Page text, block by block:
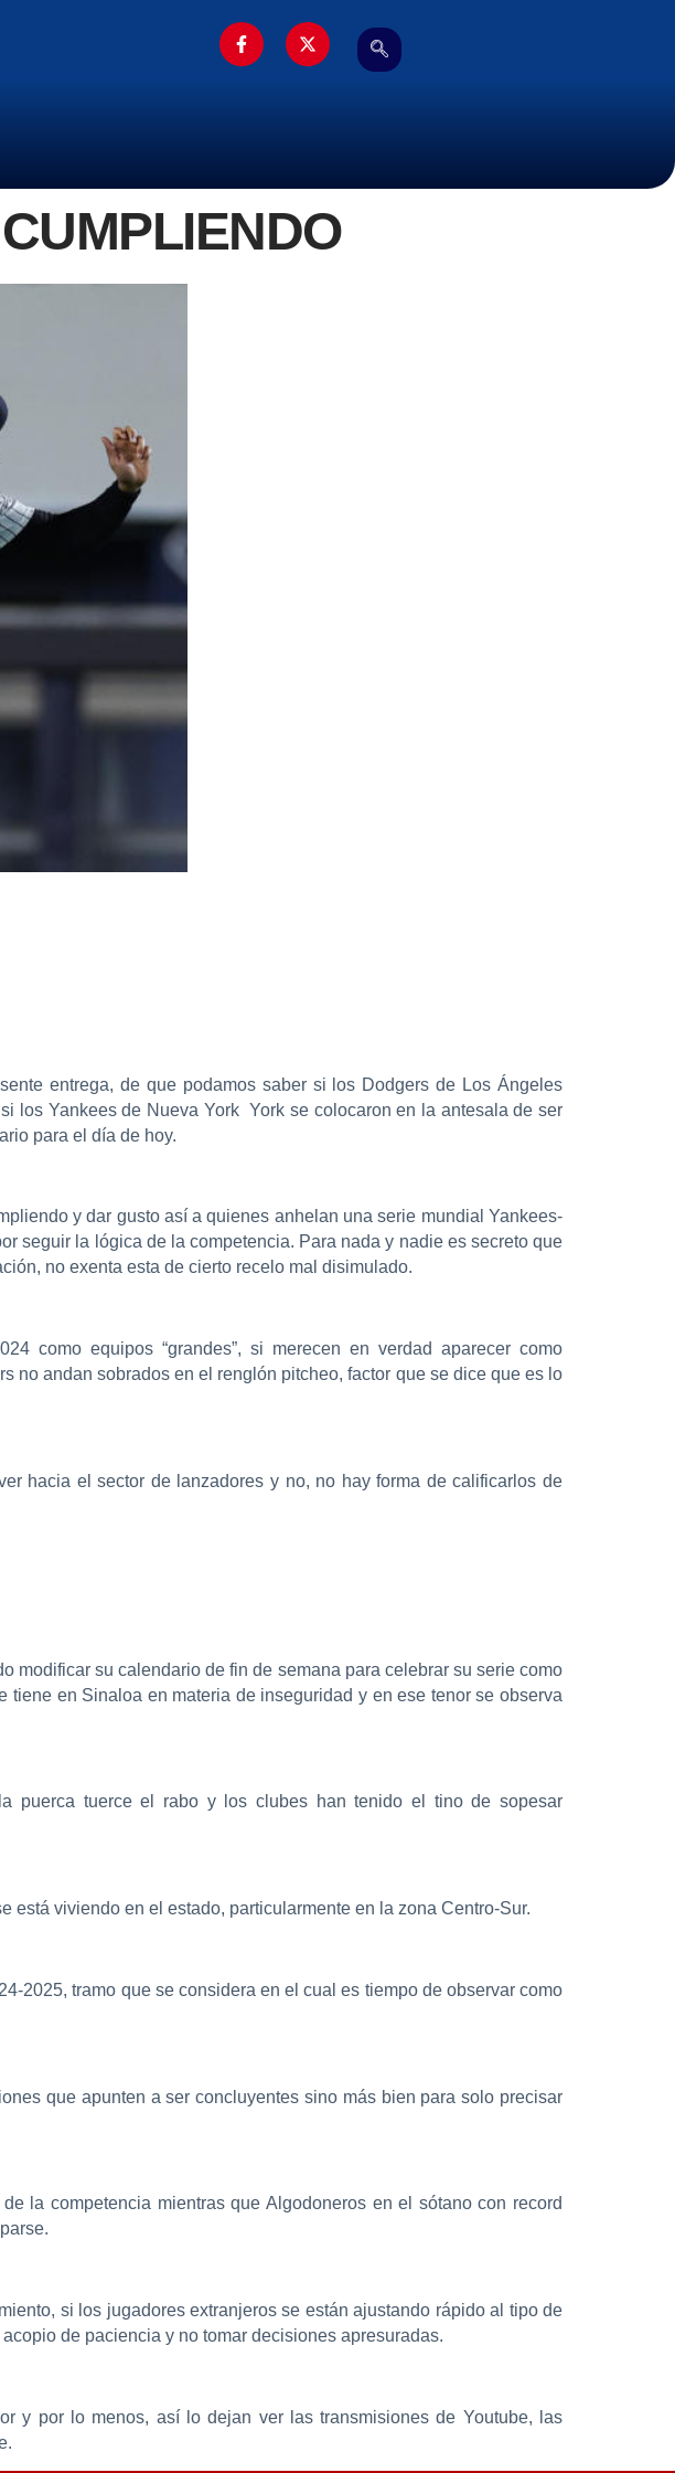
entrega, de que podamos saber si los Dodgers de Los Ángeles
los Yankees de Nueva York York se colocaron en la antesala de ser
para el día de hoy.
y dar gusto así a quienes anhelan una serie mundial Yankees-
seguir la lógica de la competencia. Para nada y nadie es secreto que
no exenta esta de cierto recelo mal disimulado.
como equipos “grandes”, si merecen en verdad aparecer como
no andan sobrados en el renglón pitcheo, factor que se dice que es lo
hacia el sector de lanzadores y no, no hay forma de calificarlos de
modificar su calendario de fin de semana para celebrar su serie como
en Sinaloa en materia de inseguridad y en ese tenor se observa
puerca tuerce el rabo y los clubes han tenido el tino de sopesar
está viviendo en el estado, particularmente en la zona Centro-Sur.
2025, tramo que se considera en el cual es tiempo de observar como
que apunten a ser concluyentes sino más bien para solo precisar
la competencia mientras que Algodoneros en el sótano con record
si los jugadores extranjeros se están ajustando rápido al tipo de
de paciencia y no tomar decisiones apresuradas.
y por lo menos, así lo dejan ver las transmisiones de Youtube, las